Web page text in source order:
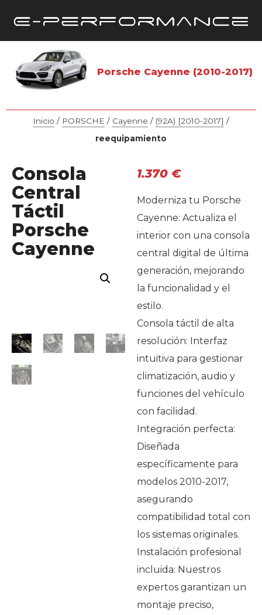
Porsche Cayenne (2010-2017)
Inicio / PORSCHE / Cayenne / (92A) [2010-2017] /
reequipamiento
Consola
Central
Táctil
Porsche
Cayenne
1.370 €
Moderniza tu Porsche
Cayenne: Actualiza el
interior con una consola
central digital de última
generación, mejorando
la funcionalidad y el
estilo.
Consola táctil de alta
resolución: Interfaz
intuitiva para gestionar
climatización, audio y
funciones del vehículo
con facilidad.
Integración perfecta:
Diseñada
específicamente para
modelos 2010-2017,
asegurando
compatibilidad total con
los sistemas originales.
Instalación profesional
incluida: Nuestros
expertos garantizan un
montaje preciso,